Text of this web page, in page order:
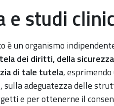
e studi
è un organismo
dei diritti, della
di tale tutela,
adeguatezza delle
e per ottenerne il